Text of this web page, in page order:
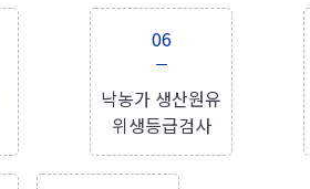
06
낙농가 생산원유
위생등급검사